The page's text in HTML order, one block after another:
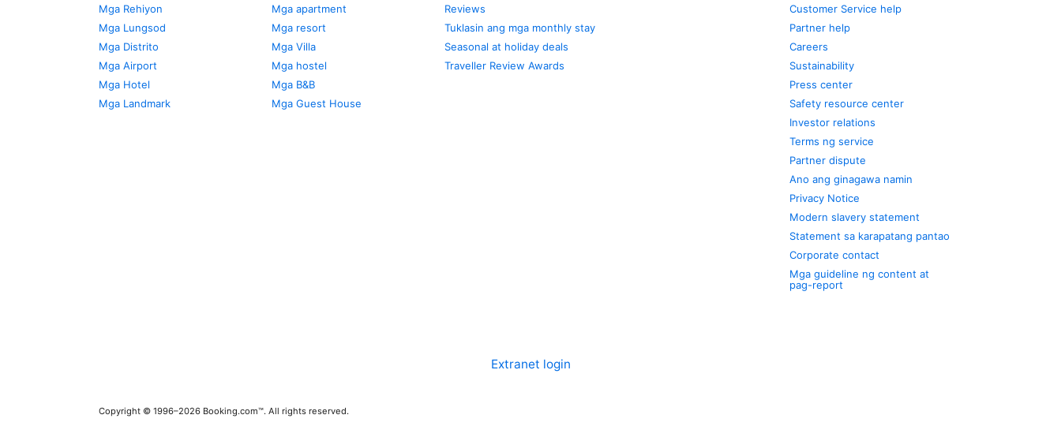
Mga Rehiyon
Mga Lungsod
Mga Distrito
Mga Airport
Mga Hotel
Mga Landmark
Mga apartment
Mga resort
Mga Villa
Mga hostel
Mga B&B
Mga Guest House
Reviews
Tuklasin ang mga monthly stay
Seasonal at holiday deals
Traveller Review Awards
Customer Service help
Partner help
Careers
Sustainability
Press center
Safety resource center
Investor relations
Terms ng service
Partner dispute
Ano ang ginagawa namin
Privacy Notice
Modern slavery statement
Statement sa karapatang pantao
Corporate contact
Mga guideline ng content at
pag-report
Extranet login
Copyright © 1996–2026 Booking.com™. All rights reserved.